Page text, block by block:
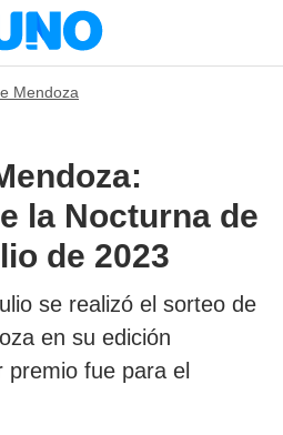
Mendoza
la Nocturna de
de 2023
se realizó el sorteo de
en su edición
fue para el